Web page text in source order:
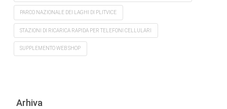
PARCO NAZIONALE DEI LAGHI DI PLITVICE
STAZIONI DI RICARICA RAPIDA PER TELEFONI CELLULARI
SUPPLEMENTO WEB SHOP
Arhiva